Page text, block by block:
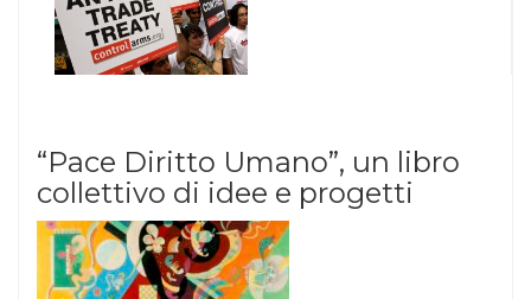
“Pace Diritto Umano”, un libro
collettivo di idee e progetti